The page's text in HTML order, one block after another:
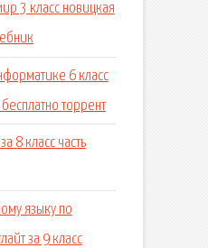
3 класс новицкая
6 класс
торрент
8 класс часть
языку по
за 9 класс